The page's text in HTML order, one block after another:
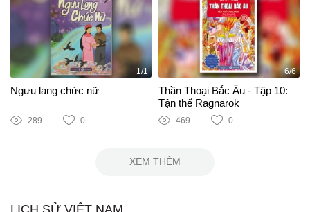
1/1
Ngưu lang chức nữ
289 0
6/6
Thần Thoại Bắc Âu - Tập 10:
Tận thế Ragnarok
469 0
XEM THÊM
LỊCH SỬ VIỆT NAM